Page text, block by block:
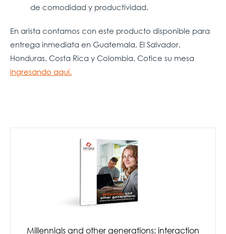
de comodidad y productividad.
En arista contamos con este producto disponible para
entrega inmediata en Guatemala, El Salvador,
Honduras, Costa Rica y Colombia. Cotice su mesa
ingresando aquí.